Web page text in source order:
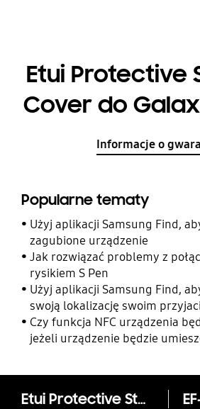
Etui Protective
Cover do
Informacje o
Popularne tematy
Użyj aplikacji Samsung Find,
zagubione urządzenie
Jak rozwiązać problemy z
rysikiem S Pen
Użyj aplikacji Samsung Find,
swoją lokalizację swoim
rodzinie i innym kontaktom
Czy funkcja NFC urządzenia
jeżeli urządzenie będzie
Etui Protective Standing Cover do Galaxy A53 5G